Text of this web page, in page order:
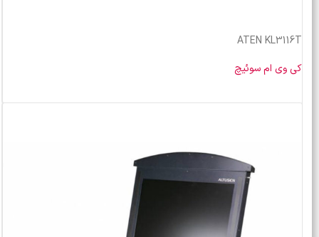
ATEN KL3116T
کی وی ام سوئیچ